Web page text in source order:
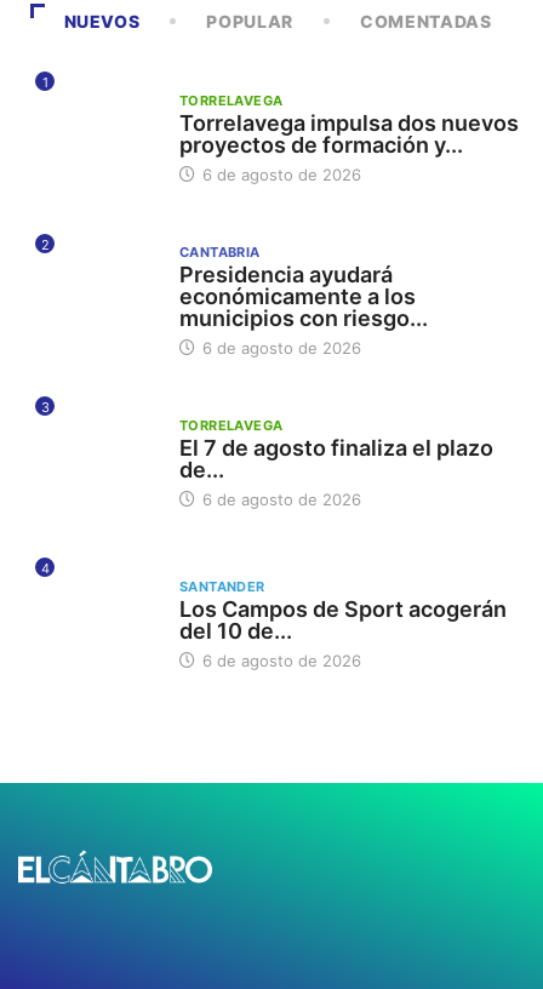
NUEVOS POPULAR COMENTADAS
1
TORRELAVEGA
Torrelavega impulsa dos nuevos
proyectos de formación y...
6 de agosto de 2026
2 CANTABRIA
Presidencia ayudará
económicamente a los
municipios con riesgo...
6 de agosto de 2026
3
TORRELAVEGA
El 7 de agosto finaliza el plazo
de...
6 de agosto de 2026
4
SANTANDER
Los Campos de Sport acogerán
del 10 de...
6 de agosto de 2026